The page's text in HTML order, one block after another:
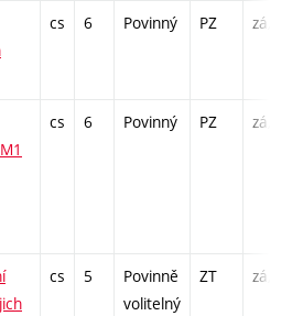
cs 6 Povinný PZ zá,zk
cs 6 Povinný PZ zá,zk
cs 5
Povinně
volitelný
ZT zá,zk